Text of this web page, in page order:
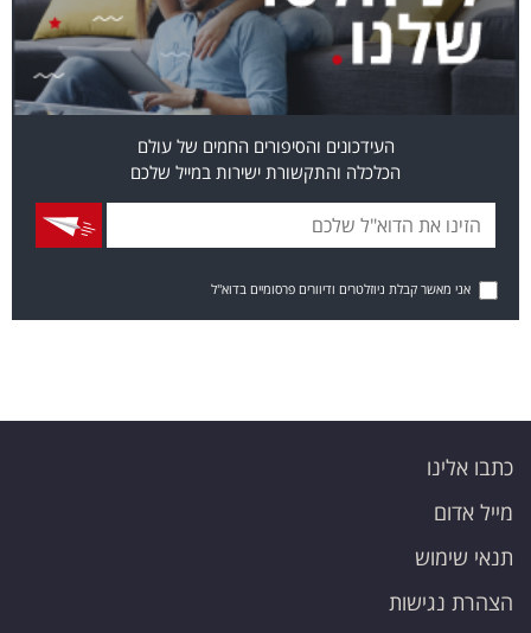
העידכונים והסיפורים החמים של עולם
הכלכלה והתקשורת ישירות במייל שלכם
אני מאשר קבלת ניוזלטרים ודיוורים פרסומיים בדוא"ל
כתבו אלינו
מייל אדום
תנאי שימוש
הצהרת נגישות